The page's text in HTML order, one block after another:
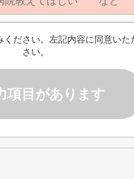
ください。左記内容に同意い
さい。
項目があります